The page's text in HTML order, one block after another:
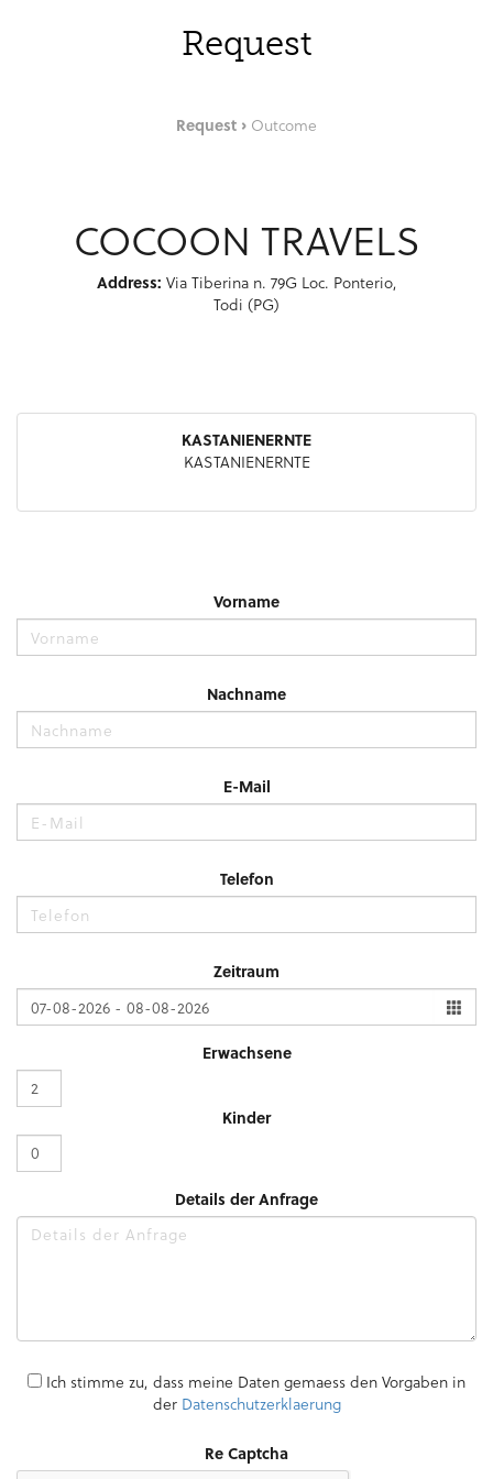
Request
Request Outcome
COCOON TRAVELS
Address: Via Tiberina n. 79G Loc. Ponterio,
Todi (PG)
KASTANIENERNTE
KASTANIENERNTE
Vorname
Nachname
E-Mail
Telefon
Zeitraum
Erwachsene
Kinder
Details der Anfrage
Ich stimme zu, dass meine Daten gemaess den Vorgaben in
der Datenschutzerklaerung
Re Captcha